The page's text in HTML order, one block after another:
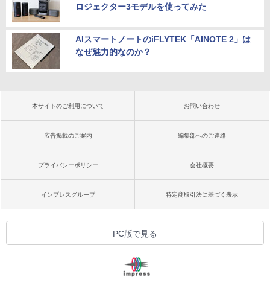
ロジェクター3モデルを使ってみた
AIスマートノートのiFLYTEK「AINOTE 2」は
なぜ魅力的なのか？
本サイトのご利用について お問い合わせ
広告掲載のご案内 編集部へのご連絡
プライバシーポリシー 会社概要
インプレスグループ 特定商取引法に基づく表示
PC版で見る